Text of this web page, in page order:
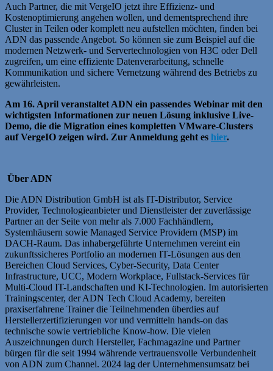
Auch Partner, die mit VergeIO jetzt ihre Effizienz- und
Kostenoptimierung angehen wollen, und dementsprechend ihre
Cluster in Teilen oder komplett neu aufstellen möchten, finden bei
ADN das passende Angebot. So können sie zum Beispiel auf die
modernen Netzwerk- und Servertechnologien von H3C oder Dell
zugreifen, um eine effiziente Datenverarbeitung, schnelle
Kommunikation und sichere Vernetzung während des Betriebs zu
gewährleisten.
Am 16. April veranstaltet ADN ein passendes Webinar mit den
wichtigsten Informationen zur neuen Lösung inklusive Live-
Demo, die die Migration eines kompletten VMware-Clusters
auf VergeIO zeigen wird. Zur Anmeldung geht es hier.
Über ADN
Die ADN Distribution GmbH ist als IT-Distributor, Service
Provider, Technologieanbieter und Dienstleister der zuverlässige
Partner an der Seite von mehr als 7.000 Fachhändlern,
Systemhäusern sowie Managed Service Providern (MSP) im
DACH-Raum. Das inhabergeführte Unternehmen vereint ein
zukunftssicheres Portfolio an modernen IT-Lösungen aus den
Bereichen Cloud Services, Cyber-Security, Data Center
Infrastructure, UCC, Modern Workplace, Fullstack-Services für
Multi-Cloud IT-Landschaften und KI-Technologien. Im autorisierten
Trainingscenter, der ADN Tech Cloud Academy, bereiten
praxiserfahrene Trainer die Teilnehmenden überdies auf
Herstellerzertifizierungen vor und vermitteln hands-on das
technische sowie vertriebliche Know-how. Die vielen
Auszeichnungen durch Hersteller, Fachmagazine und Partner
bürgen für die seit 1994 währende vertrauensvolle Verbundenheit
von ADN zum Channel. 2024 lag der Unternehmensumsatz bei